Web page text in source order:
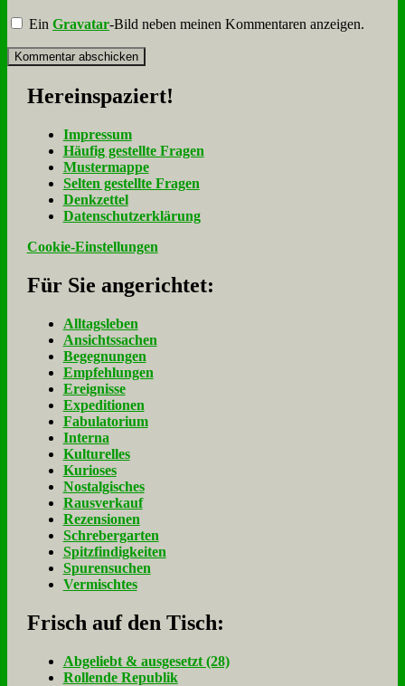
EinGravatar-Bild neben meinen Kommentaren anzeigen.
Her­ein­spa­ziert!
Im­pres­sum
Häu­fig ge­stell­te Fra­gen
Mu­ster­map­pe
Sel­ten ge­stell­te Fra­gen
Denk­zet­tel
Da­ten­schutz­er­klä­rung
Cookie-Einstellungen
Für Sie an­ge­rich­tet:
Alltagsleben
Ansichtssachen
Begegnungen
Empfehlungen
Ereignisse
Expeditionen
Fabulatorium
Interna
Kulturelles
Kurioses
Nostalgisches
Rausverkauf
Rezensionen
Schrebergarten
Spitzfindigkeiten
Spurensuchen
Vermischtes
Frisch auf den Tisch:
Ab­ge­liebt & aus­ge­setzt (28)
Rol­len­de Re­pu­blik